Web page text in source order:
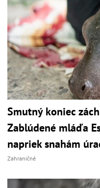
Smutný koniec
Zablúdené mláďa
napriek snahám
Zahraničné